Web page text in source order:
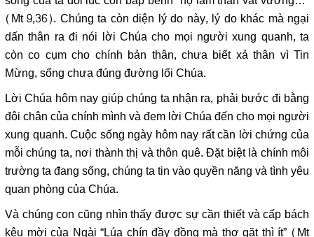
(Mt 9,36). Chúng ta còn diện lý do này, lý do khác mà ngại
dấn thân ra đi nói lời Chúa cho mọi người xung quanh, ta
còn co cụm cho chính bản thân, chưa biết xả thân vì Tin
Mừng, sống chưa đúng đường lối Chúa.
Lời Chúa hôm nay giúp chúng ta nhận ra, phải bước đi bằng
đôi chân của chính mình và đem lời Chúa đến cho mọi người
xung quanh. Cuộc sống ngày hôm nay rất cần lời chứng của
mỗi chúng ta, nơi thành thị và thôn quê. Đặt biệt là chính môi
trường ta đang sống, chúng ta tin vào quyền năng và tình yêu
quan phòng của Chúa.
Và chúng con cũng nhìn thấy được sự cần thiết và cấp bách
kêu mời của Ngài “Lúa chín đầy đồng mà thợ gặt thì ít” (Mt